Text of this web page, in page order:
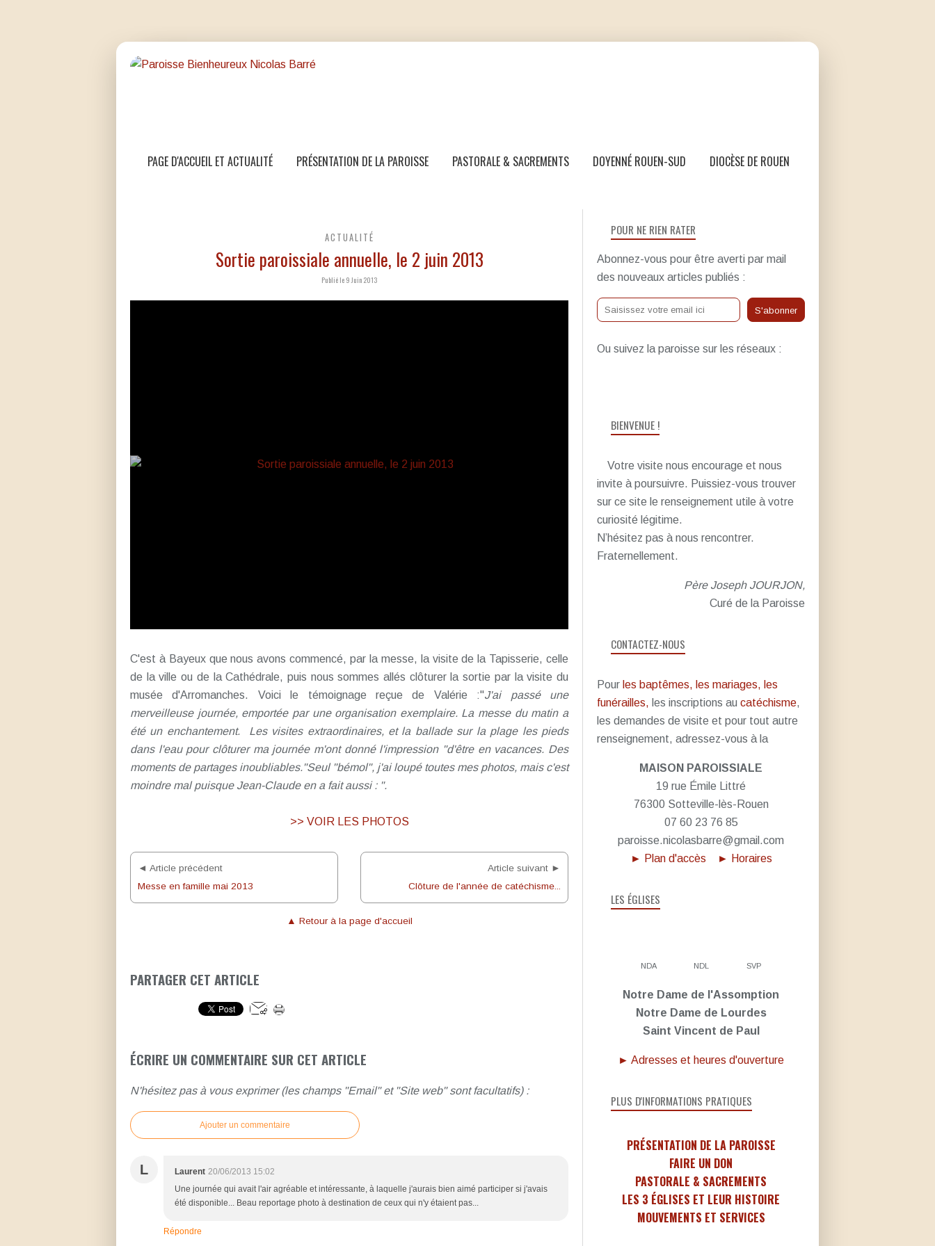
PAGE D'ACCUEIL ET ACTUALITÉ PRÉSENTATION DE LA PAROISSE PASTORALE & SACREMENTS DOYENNÉ ROUEN-SUD DIOCÈSE DE ROUEN
ACTUALITÉ
Sortie paroissiale annuelle, le 2 juin 2013
Publié le 9 Juin 2013
C'est à Bayeux que nous avons commencé, par la messe, la visite de la Tapisserie, celle
de la ville ou de la Cathédrale, puis nous sommes allés clôturer la sortie par la visite du
musée d'Arromanches. Voici le témoignage reçue de Valérie :"J'ai passé une
merveilleuse journée, emportée par une organisation exemplaire. La messe du matin a
été un enchantement. Les visites extraordinaires, et la ballade sur la plage les pieds
dans l'eau pour clôturer ma journée m'ont donné l'impression "d'être en vacances. Des
moments de partages inoubliables."Seul "bémol", j'ai loupé toutes mes photos, mais c'est
moindre mal puisque Jean-Claude en a fait aussi : ".
>> VOIR LES PHOTOS
◄ Article précédent
Messe en famille mai 2013
Article suivant ►
Clôture de l'année de catéchisme...
▲ Retour à la page d'accueil
PARTAGER CET ARTICLE
ÉCRIRE UN COMMENTAIRE SUR CET ARTICLE
N'hésitez pas à vous exprimer (les champs "Email" et "Site web" sont facultatifs) :
Ajouter un commentaire
L Laurent 20/06/2013 15:02
Une journée qui avait l'air agréable et intéressante, à laquelle j'aurais bien aimé participer si j'avais
été disponible... Beau reportage photo à destination de ceux qui n'y étaient pas...
Répondre
POUR NE RIEN RATER
Abonnez-vous pour être averti par mail
des nouveaux articles publiés :
Ou suivez la paroisse sur les réseaux :
BIENVENUE !
Votre visite nous encourage et nous
invite à poursuivre. Puissiez-vous trouver
sur ce site le renseignement utile à votre
curiosité légitime.
N’hésitez pas à nous rencontrer.
Fraternellement.
Père Joseph JOURJON,
Curé de la Paroisse
CONTACTEZ-NOUS
Pour les baptêmes, les mariages, les
funérailles, les inscriptions au catéchisme,
les demandes de visite et pour tout autre
renseignement, adressez-vous à la
MAISON PAROISSIALE
19 rue Émile Littré
76300 Sotteville-lès-Rouen
07 60 23 76 85
paroisse.nicolasbarre@gmail.com
► Plan d'accès
► Horaires
LES ÉGLISES
NDA NDL SVP
Notre Dame de l'Assomption
Notre Dame de Lourdes
Saint Vincent de Paul
► Adresses et heures d'ouverture
PLUS D'INFORMATIONS PRATIQUES
PRÉSENTATION DE LA PAROISSE
FAIRE UN DON
PASTORALE & SACREMENTS
LES 3 ÉGLISES ET LEUR HISTOIRE
MOUVEMENTS ET SERVICES